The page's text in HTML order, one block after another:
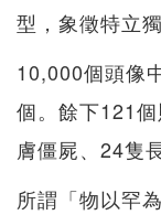
型，象徵特立
10,000個頭像
個。餘下121
膚僵屍、24隻
所謂「物以罕